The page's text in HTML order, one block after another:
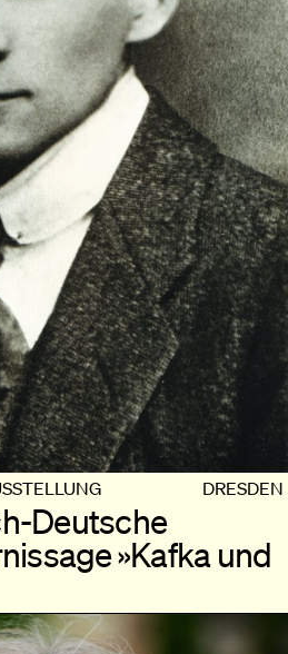
DRESDEN
Deutsche
»Kafka und